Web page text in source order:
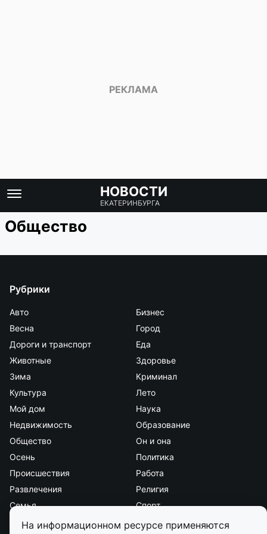
На информационном ресурсе применяются
НОВОСТИ
ЕКАТЕРИНБУРГА
Общество
Рубрики
Авто
Бизнес
Весна
Город
Дороги и транспорт
Еда
Животные
Здоровье
Зима
Криминал
Культура
Лето
Мой дом
Наука
Недвижимость
Образование
Общество
Он и она
Осень
Политика
Происшествия
Работа
Развлечения
Религия
Семья
Спорт
Стиль и красота
Страна и мир